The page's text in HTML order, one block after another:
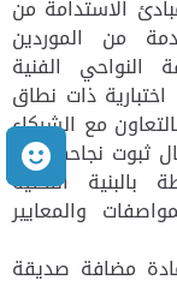
الاستدامة من
من الموردين
الفنية
اختبارية ذات نطاق
مع الشركاء
ثبوت نجاحها يتم
بالبنية التحتية
والمعايير
مضافة صديقة